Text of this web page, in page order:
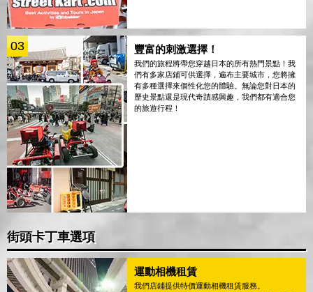
03 豐富的刺激選擇！
我們的旅程將帶您穿越日本的所有熱門景點！我
們有多家店鋪可供選擇，遍布主要城市，您將擁
有多種選擇來個性化您的體驗。無論您對日本的
歷史景點還是現代奇蹟感興趣，我們都有適合您
的旅遊行程！
街頭卡丁車選項
運動相機租賃
我們店鋪提供特價運動相機租賃服務。